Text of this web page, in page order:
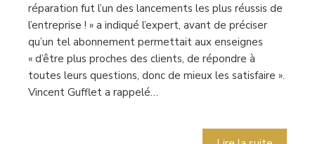
réparation fut l’un des lancements les plus réussis de
l’entreprise ! » a indiqué l’expert, avant de préciser
qu’un tel abonnement permettait aux enseignes
« d’être plus proches des clients, de répondre à
toutes leurs questions, donc de mieux les satisfaire ».
Vincent Gufflet a rappelé…